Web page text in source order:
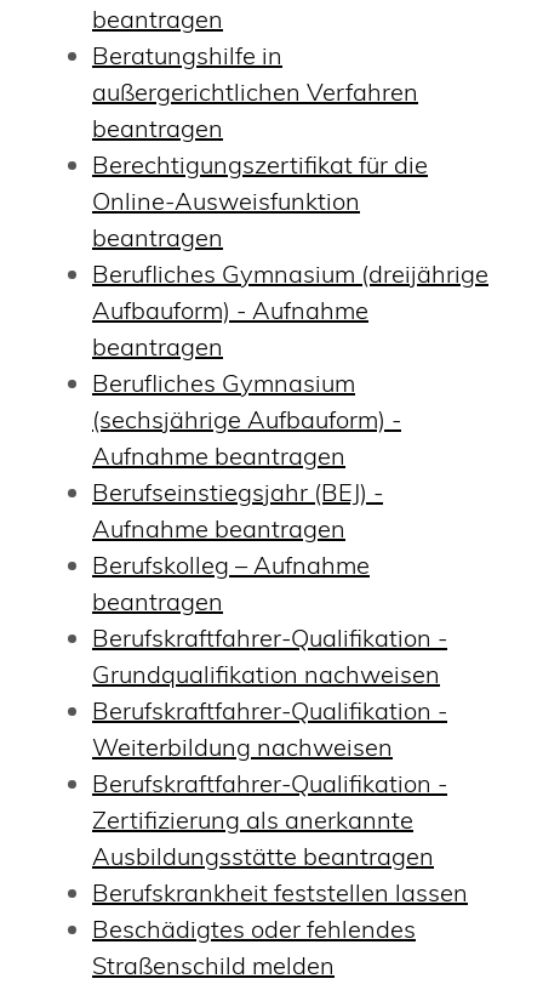
beantragen
Beratungshilfe in
außergerichtlichen Verfahren
beantragen
Berechtigungszertifikat für die
Online-Ausweisfunktion
beantragen
Berufliches Gymnasium (dreijährige
Aufbauform) - Aufnahme
beantragen
Berufliches Gymnasium
(sechsjährige Aufbauform) -
Aufnahme beantragen
Berufseinstiegsjahr (BEJ) -
Aufnahme beantragen
Berufskolleg – Aufnahme
beantragen
Berufskraftfahrer-Qualifikation -
Grundqualifikation nachweisen
Berufskraftfahrer-Qualifikation -
Weiterbildung nachweisen
Berufskraftfahrer-Qualifikation -
Zertifizierung als anerkannte
Ausbildungsstätte beantragen
Berufskrankheit feststellen lassen
Beschädigtes oder fehlendes
Straßenschild melden